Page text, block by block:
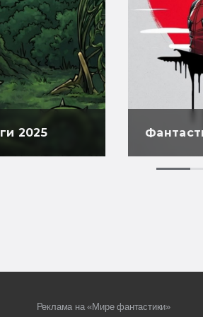
2025
Реклама на «Мире фантастики»